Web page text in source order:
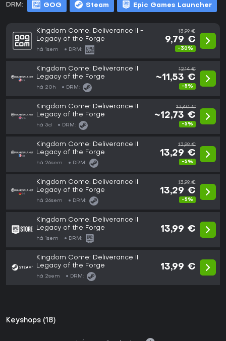
DRM: GOG Steam Epic Games Launcher
Kingdom Come: Deliverance II -
Legacy of the Forge
há 1sem DRM:
13,99 €
9,79 €
-30%
Kingdom Come: Deliverance II
Legacy of the Forge
há 20h DRM:
12,14 €
~11,53 €
-5%
Kingdom Come: Deliverance II
Legacy of the Forge
há 3d DRM:
13,40 €
~12,73 €
-5%
Kingdom Come: Deliverance II
Legacy of the Forge
há 26sem DRM:
13,99 €
13,29 €
-5%
Kingdom Come: Deliverance II
Legacy of the Forge
há 26sem DRM:
13,99 €
13,29 €
-5%
Kingdom Come: Deliverance II
Legacy of the Forge
há 1sem DRM:
13,99 €
Kingdom Come: Deliverance II
Legacy of the Forge
há 2sem DRM:
13,99 €
Keyshops (18)